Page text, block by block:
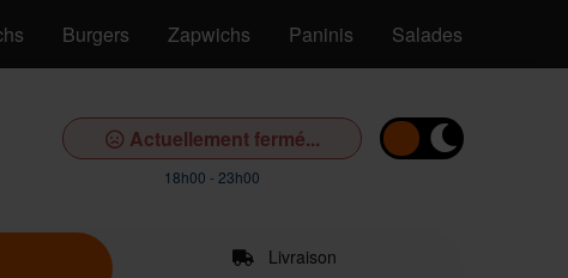
Burgers Zapwichs Paninis Salades
Actuellement fermé...
18h00 - 23h00
Livraison